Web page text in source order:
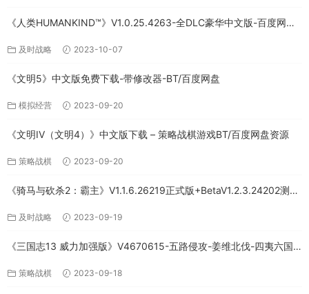
《人类HUMANKIND™》V1.0.25.4263-全DLC豪华中文版-百度网盘
及时战略 2023-10-07
《文明5》中文版免费下载-带修改器-BT/百度网盘
模拟经营 2023-09-20
《文明IV（文明4）》中文版下载 – 策略战棋游戏BT/百度网盘资源
策略战棋 2023-09-20
《骑马与砍杀2：霸主》V1.1.6.26219正式版+BetaV1.2.3.24202测试
及时战略 2023-09-19
《三国志13 威力加强版》V4670615-五路侵攻-姜维北伐-四夷六国
策略战棋 2023-09-18